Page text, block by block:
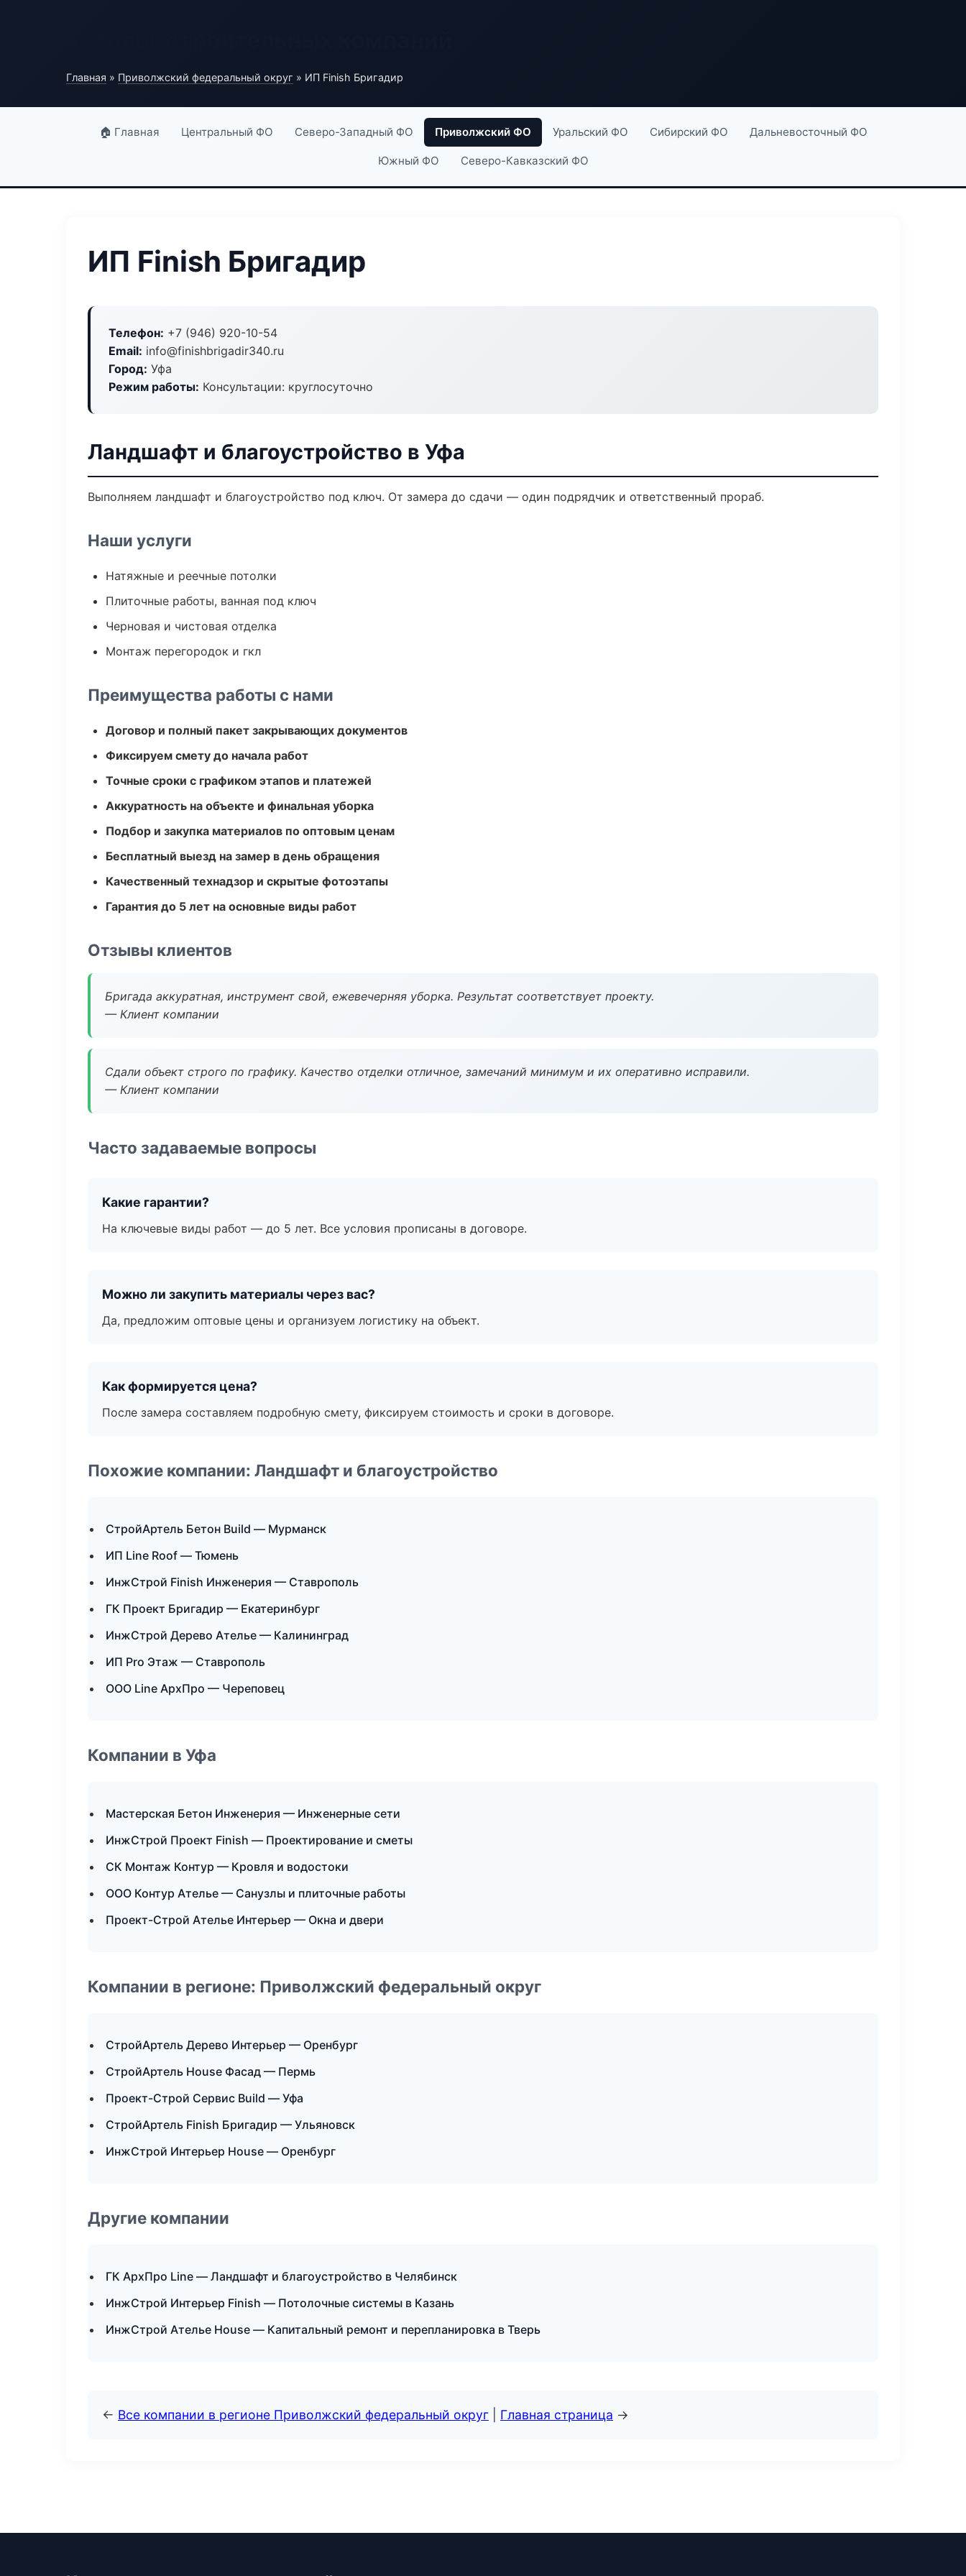
Главная » Приволжский федеральный округ » ИП Finish Бригадир
🏠 Главная Центральный ФО Северо-Западный ФО Приволжский ФО Уральский ФО Сибирский ФО Дальневосточный ФО
Южный ФО Северо-Кавказский ФО
ИП Finish Бригадир
Телефон: +7 (946) 920-10-54
Email: info@finishbrigadir340.ru
Город: Уфа
Режим работы: Консультации: круглосуточно
Ландшафт и благоустройство в Уфа
Выполняем ландшафт и благоустройство под ключ. От замера до сдачи — один подрядчик и ответственный прораб.
Наши услуги
Натяжные и реечные потолки
Плиточные работы, ванная под ключ
Черновая и чистовая отделка
Монтаж перегородок и гкл
Преимущества работы с нами
Договор и полный пакет закрывающих документов
Фиксируем смету до начала работ
Точные сроки с графиком этапов и платежей
Аккуратность на объекте и финальная уборка
Подбор и закупка материалов по оптовым ценам
Бесплатный выезд на замер в день обращения
Качественный технадзор и скрытые фотоэтапы
Гарантия до 5 лет на основные виды работ
Отзывы клиентов
Бригада аккуратная, инструмент свой, ежевечерняя уборка. Результат соответствует проекту.
— Клиент компании
Сдали объект строго по графику. Качество отделки отличное, замечаний минимум и их оперативно исправили.
— Клиент компании
Часто задаваемые вопросы
Какие гарантии?
На ключевые виды работ — до 5 лет. Все условия прописаны в договоре.
Можно ли закупить материалы через вас?
Да, предложим оптовые цены и организуем логистику на объект.
Как формируется цена?
После замера составляем подробную смету, фиксируем стоимость и сроки в договоре.
Похожие компании: Ландшафт и благоустройство
СтройАртель Бетон Build — Мурманск
ИП Line Roof — Тюмень
ИнжСтрой Finish Инженерия — Ставрополь
ГК Проект Бригадир — Екатеринбург
ИнжСтрой Дерево Ателье — Калининград
ИП Pro Этаж — Ставрополь
ООО Line АрхПро — Череповец
Компании в Уфа
Мастерская Бетон Инженерия — Инженерные сети
ИнжСтрой Проект Finish — Проектирование и сметы
СК Монтаж Контур — Кровля и водостоки
ООО Контур Ателье — Санузлы и плиточные работы
Проект-Строй Ателье Интерьер — Окна и двери
Компании в регионе: Приволжский федеральный округ
СтройАртель Дерево Интерьер — Оренбург
СтройАртель House Фасад — Пермь
Проект-Строй Сервис Build — Уфа
СтройАртель Finish Бригадир — Ульяновск
ИнжСтрой Интерьер House — Оренбург
Другие компании
ГК АрхПро Line — Ландшафт и благоустройство в Челябинск
ИнжСтрой Интерьер Finish — Потолочные системы в Казань
ИнжСтрой Ателье House — Капитальный ремонт и перепланировка в Тверь
← Все компании в регионе Приволжский федеральный округ Главная страница →